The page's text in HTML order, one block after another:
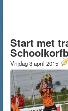
Start met
Vrijdag 3 april 2015